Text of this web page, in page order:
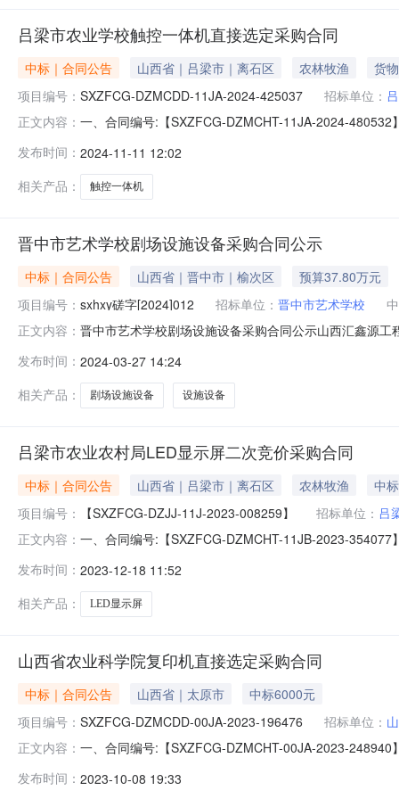
吕梁市农业学校触控一体机直接选定采购合同
中标｜合同公告 山西省｜吕梁市｜离石区 农林牧渔
货物
项目编号： SXZFCG-DZMCDD-11JA-2024-425037 招标单位：
正文内容： 一、合同编号:【SXZFCG-DZMCHT-11JA-2024-
北东路40号联系人：吕梁市农业学校供应商（乙方）：
发布时间： 2024-11-11 12:02
相关产品：
触控一体机
晋中市艺术学校剧场设施设备采购合同公示
中标｜合同公告 山西省｜晋中市｜榆次区
预算37.80万元
项目编号： sxhxy磋字[2024]012 招标单位： 晋中市艺术学校
正文内容： 晋中市艺术学校剧场设施设备采购合同公示山西汇鑫源
联系方式：采购单位：晋中市艺术学校采购单位地址：
工程招标代
发布时间： 2024-03-27 14:24
相关产品：
剧场设施设备 设施设备
吕梁市农业农村局LED显示屏二次竞价采购合同
中标｜合同公告 山西省｜吕梁市｜离石区 农林牧渔
中
项目编号：
【SXZFCG-DZJJ-11J-2023-008259】 招标单位： 吕
正文内容： 一、合同编号:【SXZFCG-DZMCHT-11JB-2023-
科技有限公司】地址：晋阳街68号海棠国际大厦14层15
发布时间： 2023-12-18 11:52
相关产品：
LED显示屏
山西省农业科学院复印机直接选定采购合同
中标｜合同公告 山西省｜太原市
中标6000元
项目编号： SXZFCG-DZMCDD-00JA-2023-196476 招标单位：
正文内容： 一、合同编号:【SXZFCG-DZMCHT-00JA-2023-
韬越科技有限公司】地址：晋阳街68号海棠国际大厦14
发布时间： 2023-10-08 19:33